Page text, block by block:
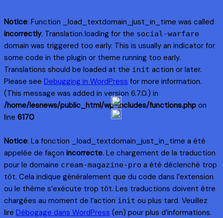
Notice: Function _load_textdomain_just_in_time was called
incorrectly. Translation loading for the social-warfare
domain was triggered too early. This is usually an indicator for
some code in the plugin or theme running too early.
Translations should be loaded at the init action or later.
Please see Debugging in WordPress for more information.
(This message was added in version 6.7.0.) in
/home/lesnews/public_html/wp-includes/functions.php on
line 6170
Notice: La fonction _load_textdomain_just_in_time a été
appelée de façon incorrecte. Le chargement de la traduction
pour le domaine cream-magazine-pro a été déclenché trop
tôt. Cela indique généralement que du code dans l’extension
ou le thème s’exécute trop tôt. Les traductions doivent être
chargées au moment de l’action init ou plus tard. Veuillez
lire Débogage dans WordPress (en) pour plus d’informations.